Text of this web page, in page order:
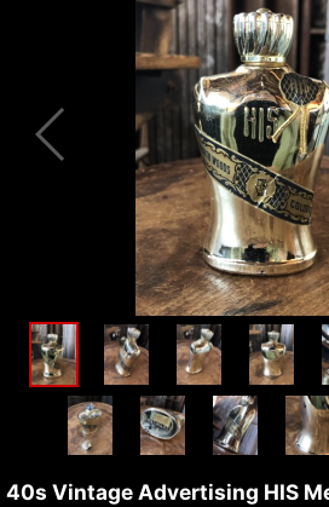
40s Vintage Advertising HIS